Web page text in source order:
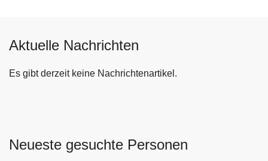
Aktuelle Nachrichten
Es gibt derzeit keine Nachrichtenartikel.
Neueste gesuchte Personen